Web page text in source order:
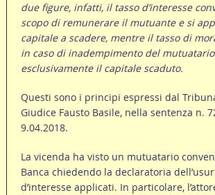
due figure, infatti, il tasso d’interesse
scopo di remunerare il mutuante e si
capitale a scadere, mentre il tasso di
in caso di inadempimento del
esclusivamente il capitale scaduto.
Questi sono i principi espressi dal
Giudice Fausto Basile, nella sentenza n.
9.04.2018.
La vicenda ha visto un mutuatario
Banca chiedendo la declaratoria
d’interesse applicati. In particolare,